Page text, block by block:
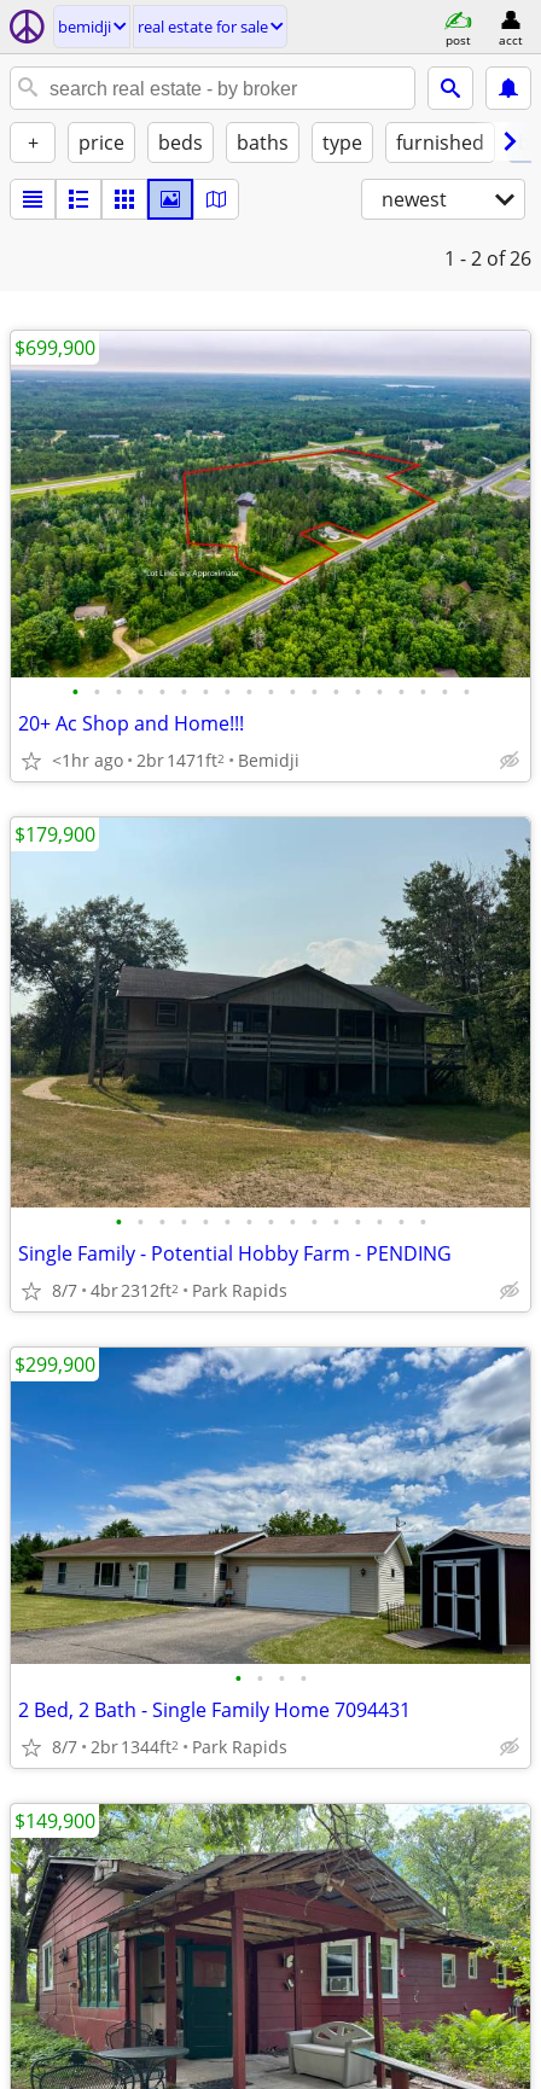
bemidji real estate for sale
post acct
+ price beds baths type furnished
newest
1 - 2 of 26
• • • • • • • • • • • • • • • • • • •
20+ Ac Shop and Home!!!
<1hr ago 2br1471ft2 Bemidji
$699,900
• • • • • • • • • • • • • • •
Single Family - Potential Hobby Farm - PENDING
8/7 4br2312ft2 Park Rapids
$179,900
• • • •
2 Bed, 2 Bath - Single Family Home 7094431
8/7 2br1344ft2 Park Rapids
$299,900
$149,900